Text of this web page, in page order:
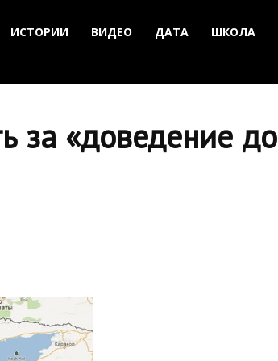
ИСТОРИИ ВИДЕО ДАТА ШКОЛА
за «доведение до